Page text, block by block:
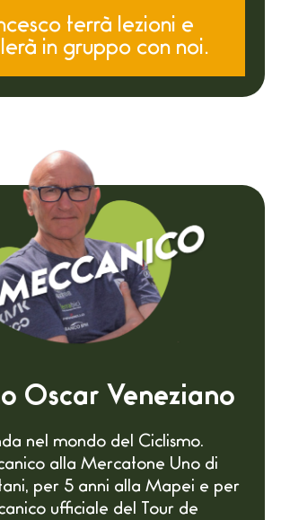
terrà lezioni e
in gruppo con noi.
Oscar Veneziano
nel mondo del Ciclismo.
alla Mercatone Uno di
per 5 anni alla Mapei e per
ufficiale del Tour de